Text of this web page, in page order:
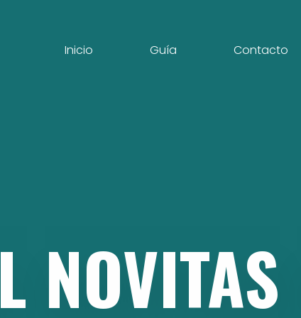
Inicio Guía Contacto
NOVITAS